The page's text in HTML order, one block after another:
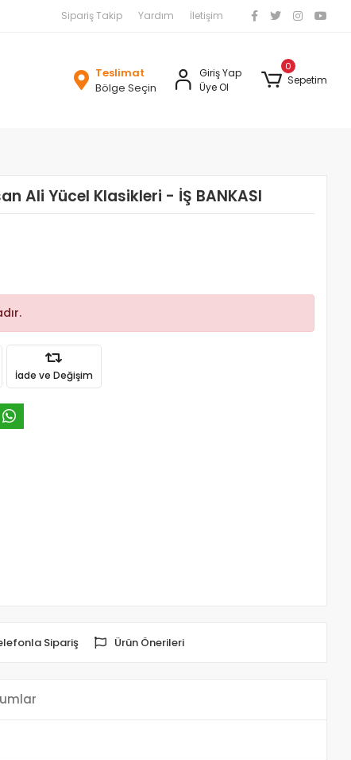
Sipariş Takip Yardım İletişim
Teslimat
Bölge Seçin
Giriş Yap
Üye Ol
0
Sepetim
Ali Yücel Klasikleri - İŞ BANKASI
İade ve Değişim
Sipariş Ürün Önerileri